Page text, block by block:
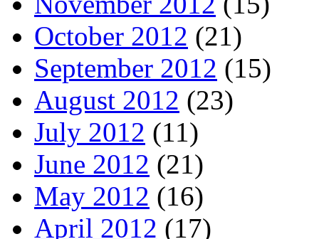
October 2012 (21)
September 2012 (15)
August 2012 (23)
July 2012 (11)
June 2012 (21)
May 2012 (16)
April 2012 (17)